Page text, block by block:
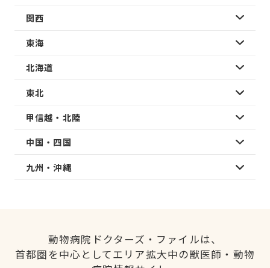
関西
東海
北海道
東北
甲信越・北陸
中国・四国
九州・沖縄
動物病院ドクターズ・ファイルは、
首都圏を中心としてエリア拡大中の獣医師・動物